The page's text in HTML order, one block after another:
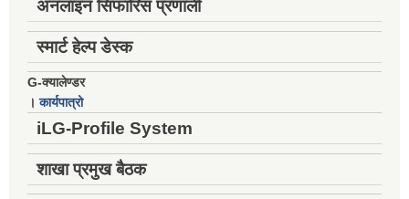
अनलाइन सिफारिस प्रणाली
स्मार्ट हेल्प डेस्क
G-क्यालेण्डर
।कार्यपात्रो
iLG-Profile System
शाखा प्रमुख बैठक